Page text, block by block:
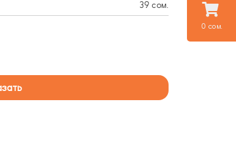
0 сом.
39 сом.